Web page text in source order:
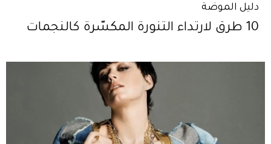
دليل الموضة
10 طرق لارتداء التنورة المكسّرة كالنجمات